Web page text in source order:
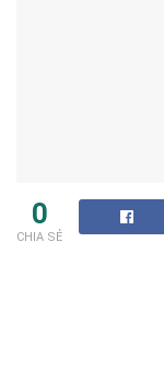
0
CHIA SẺ